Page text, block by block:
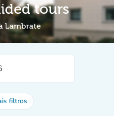
tours
Lambrate
filtros